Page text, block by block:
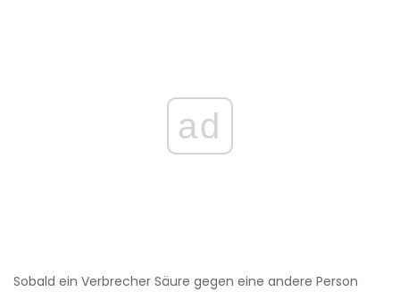
ad
Sobald ein Verbrecher Säure gegen eine andere Person